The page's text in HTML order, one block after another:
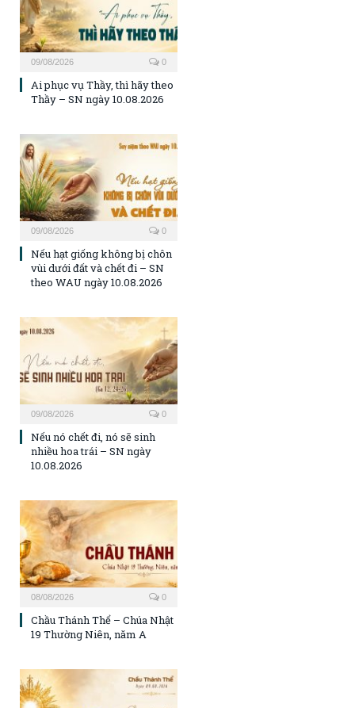
09/08/2026 0
Ai phục vụ Thầy, thì hãy theo
Thầy – SN ngày 10.08.2026
09/08/2026 0
Nếu hạt giống không bị chôn
vùi dưới đất và chết đi – SN
theo WAU ngày 10.08.2026
09/08/2026 0
Nếu nó chết đi, nó sẽ sinh
nhiều hoa trái – SN ngày
10.08.2026
08/08/2026 0
Chầu Thánh Thể – Chúa Nhật
19 Thường Niên, năm A